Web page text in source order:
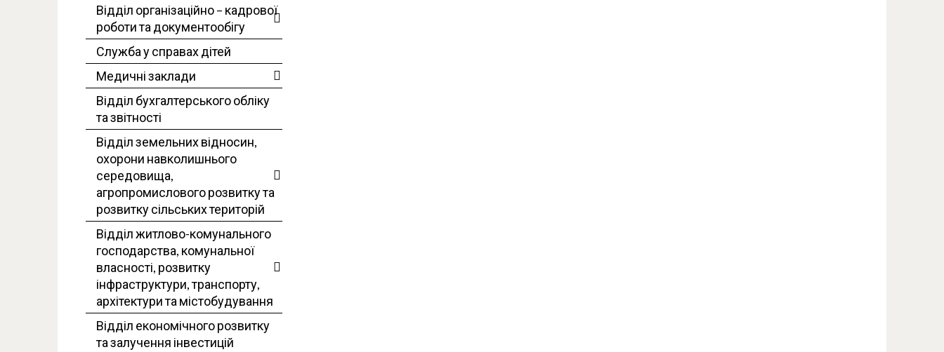
збільшення
чи
зменшення
Відділ організаційно – кадрової
роботи та документообігу
Служба у справах дітей
Медичні заклади
Відділ бухгалтерського обліку
та звітності
Відділ земельних відносин,
охорони навколишнього
середовища,
агропромислового розвитку та
розвитку сільських територій
Відділ житлово-комунального
господарства, комунальної
власності, розвитку
інфраструктури, транспорту,
архітектури та містобудування
Відділ економічного розвитку
та залучення інвестицій